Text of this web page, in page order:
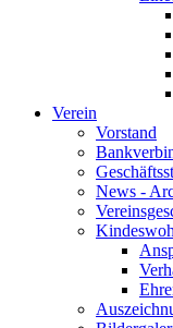
Verein
Vorstand
News -